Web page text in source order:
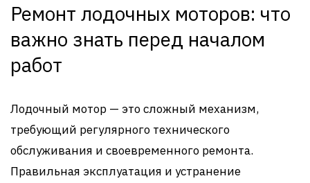
Ремонт лодочных моторов: что
важно знать перед началом
работ
Лодочный мотор — это сложный механизм,
требующий регулярного технического
обслуживания и своевременного ремонта.
Правильная эксплуатация и устранение